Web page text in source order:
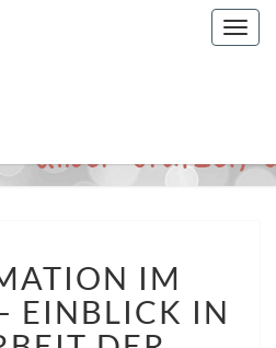
IM
GRÄTZEL
–
IM
EINBLICK IN